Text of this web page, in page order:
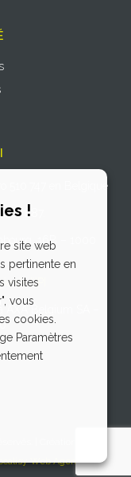
!
site web
pertinente en
visites
vous
cookies.
Paramètres
510.747 en Belgique
16B – 1000
de l’IPI
AXA Belgium SA –
| Création du site
Web Agency.